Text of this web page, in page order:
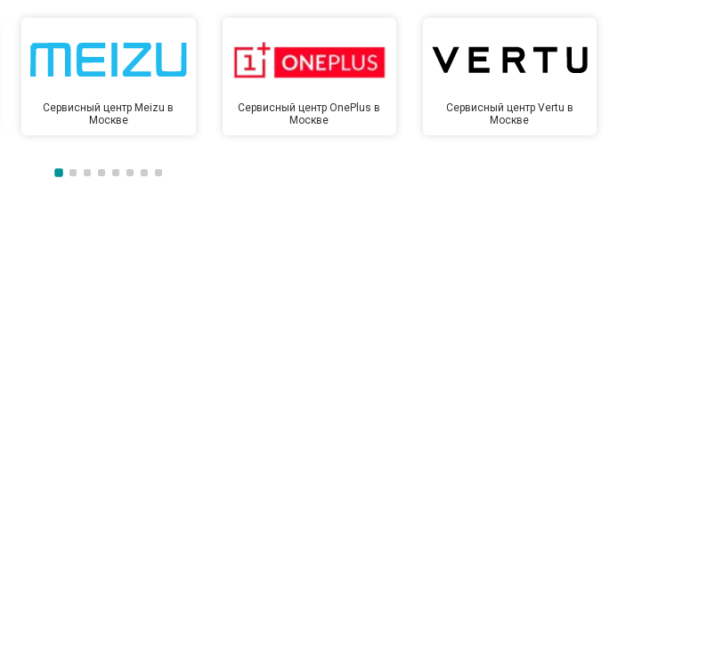
Сервисный центр Meizu в
Москве
Сервисный центр OnePlus в
Москве
Сервисный центр Vertu в
Москве